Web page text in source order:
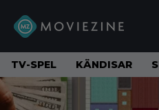
TV-SPEL KÄNDISAR